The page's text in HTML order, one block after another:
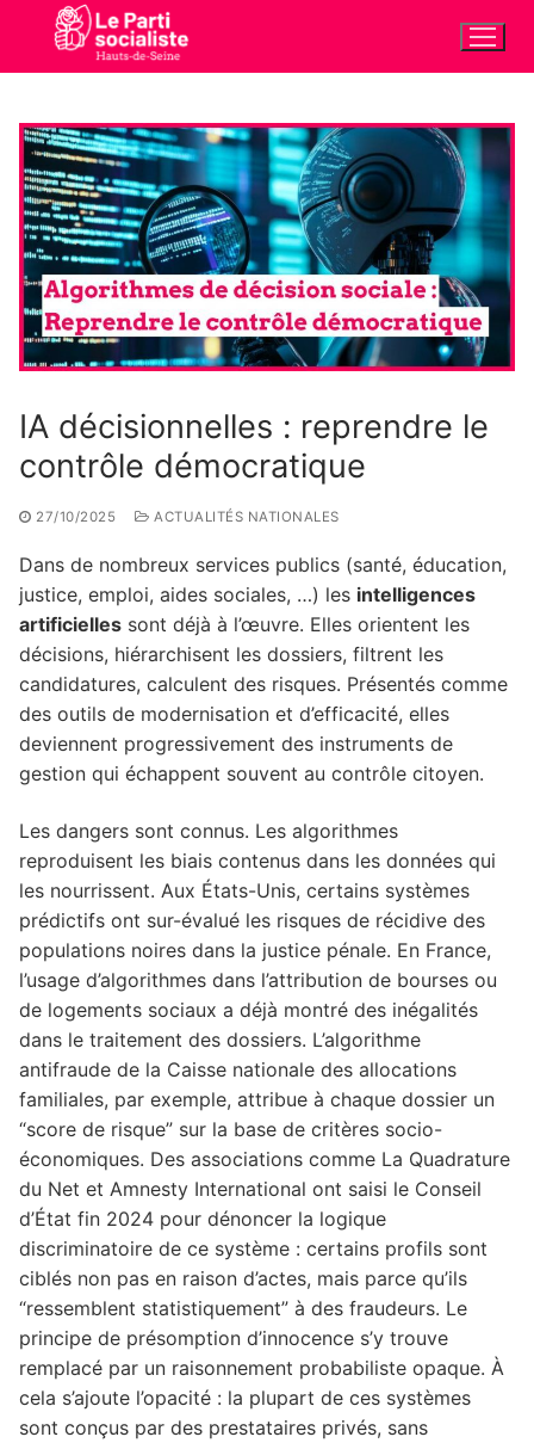
contenu
IA décisionnelles : reprendre le
contrôle démocratique
27/10/2025 ACTUALITÉS NATIONALES
Dans de nombreux services publics (santé, éducation,
justice, emploi, aides sociales, …) les intelligences
artificielles sont déjà à l’œuvre. Elles orientent les
décisions, hiérarchisent les dossiers, filtrent les
candidatures, calculent des risques. Présentés comme
des outils de modernisation et d’efficacité, elles
deviennent progressivement des instruments de
gestion qui échappent souvent au contrôle citoyen.
Les dangers sont connus. Les algorithmes
reproduisent les biais contenus dans les données qui
les nourrissent. Aux États-Unis, certains systèmes
prédictifs ont sur-évalué les risques de récidive des
populations noires dans la justice pénale. En France,
l’usage d’algorithmes dans l’attribution de bourses ou
de logements sociaux a déjà montré des inégalités
dans le traitement des dossiers. L’algorithme
antifraude de la Caisse nationale des allocations
familiales, par exemple, attribue à chaque dossier un
“score de risque” sur la base de critères socio-
économiques. Des associations comme La Quadrature
du Net et Amnesty International ont saisi le Conseil
d’État fin 2024 pour dénoncer la logique
discriminatoire de ce système : certains profils sont
ciblés non pas en raison d’actes, mais parce qu’ils
“ressemblent statistiquement” à des fraudeurs. Le
principe de présomption d’innocence s’y trouve
remplacé par un raisonnement probabiliste opaque. À
cela s’ajoute l’opacité : la plupart de ces systèmes
sont conçus par des prestataires privés, sans